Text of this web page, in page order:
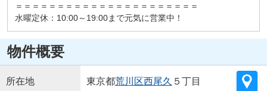
＝＝＝＝＝＝＝＝＝＝＝＝＝＝＝＝＝＝＝＝＝＝
水曜定休：10:00～19:00まで元気に営業中！
物件概要
所在地 東京都荒川区西尾久 ５丁目